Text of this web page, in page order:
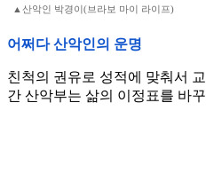
▲산악인 박경이(브라보 마이 라이프)
어쩌다 산악인의 운명
친척의 권유로 성적에 맞춰서
간 산악부는 삶의 이정표를 바